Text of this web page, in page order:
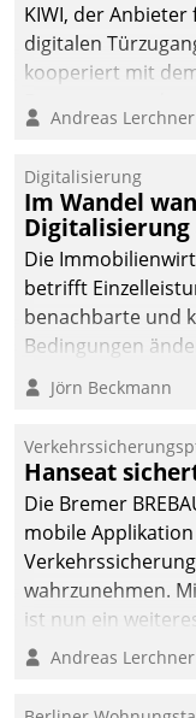
KIWI, der Anbieter
digitalen
kooperiert mit
Andreas Lerchner
Digitalisierung
Im Wandel
Digitalisierung
Die
betrifft
benachbarte und
Bedingungen
technisch die
fürs Wachsen
Jörn Beckmann
Hanseat
Die Bremer
mobile Applikation
wahrzunehmen.
ist nun ein
Einsatz.
Andreas Lerchner